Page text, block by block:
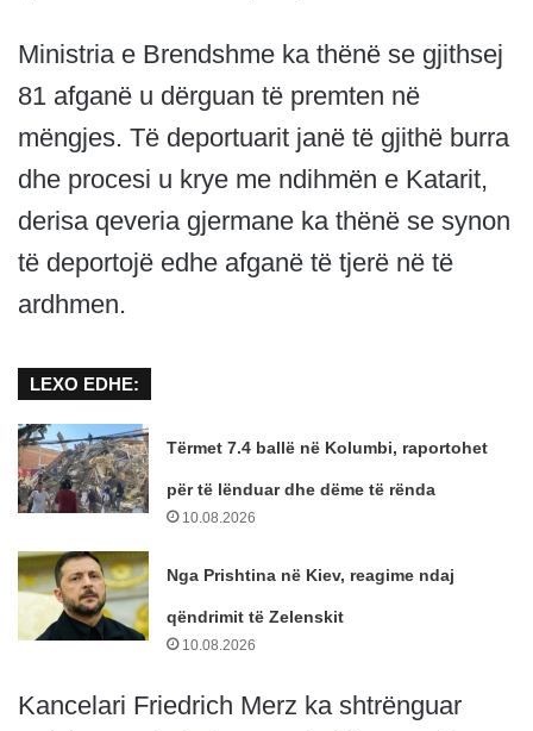
Ministria e Brendshme ka thënë se gjithsej
81 afganë u dërguan të premten në
mëngjes. Të deportuarit janë të gjithë burra
dhe procesi u krye me ndihmën e Katarit,
derisa qeveria gjermane ka thënë se synon
të deportojë edhe afganë të tjerë në të
ardhmen.
LEXO EDHE:
Tërmet 7.4 ballë në Kolumbi, raportohet
për të lënduar dhe dëme të rënda
10.08.2026
Nga Prishtina në Kiev, reagime ndaj
qëndrimit të Zelenskit
10.08.2026
Kancelari Friedrich Merz ka shtrënguar